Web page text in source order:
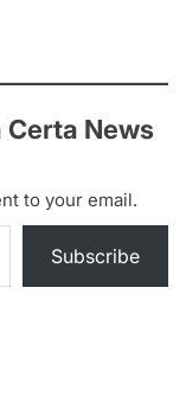
News
to your email.
Subscribe